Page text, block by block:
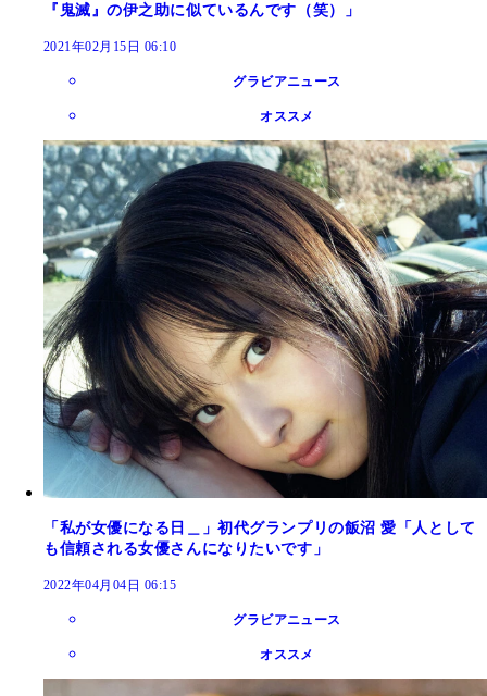
『鬼滅』の伊之助に似ているんです（笑）」
2021年02月15日 06:10
グラビアニュース
オススメ
「私が女優になる日＿」初代グランプリの飯沼 愛「人として
も信頼される女優さんになりたいです」
2022年04月04日 06:15
グラビアニュース
オススメ